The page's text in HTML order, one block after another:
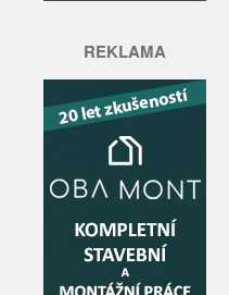
REKLAMA